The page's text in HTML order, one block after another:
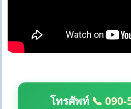
โทรศัพท์ 📞